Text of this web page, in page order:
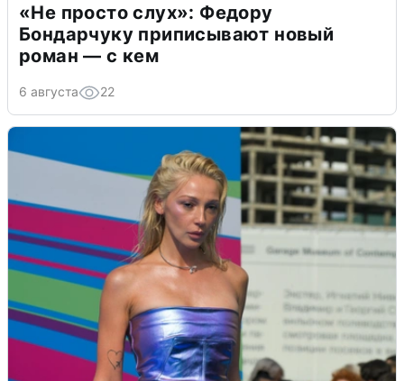
«Не просто слух»: Федору
Бондарчуку приписывают новый
роман — с кем
6 августа 22